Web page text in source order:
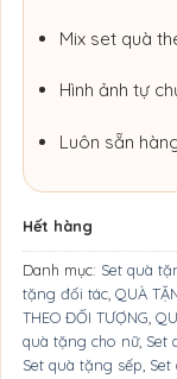
Mix set quà
Hình ảnh tự
Luôn sẵn
Hết hàng
Danh mục: Set quà
tặng đối tác QUÀ
THEO ĐỐI TƯỢNG
quà tặng cho nữ, Set
Set quà tặng sếp